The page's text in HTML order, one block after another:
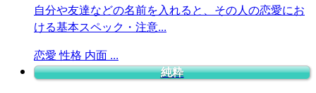
自分や友達などの名前を入れると、その人の恋愛にお
ける基本スペック・注意...
恋愛 性格 内面 ...
純粋